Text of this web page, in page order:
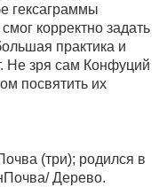
гексаграммы
корректно задать
практика и
Не зря сам Конфуций
посвятить их
(три); родился в
Дерево.